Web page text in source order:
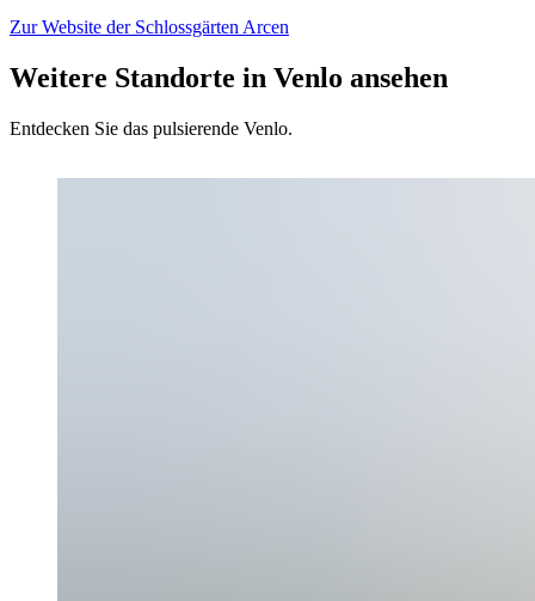
Zur Website der Schlossgärten Arcen
Weitere Standorte in Venlo ansehen
Entdecken Sie das pulsierende Venlo.